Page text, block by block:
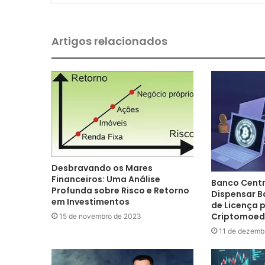
Artigos relacionados
Desbravando os Mares
Financeiros: Uma Análise
Profunda sobre Risco e Retorno
em Investimentos
15 de novembro de 2023
Banco
Dispensar
de Licença
11 de